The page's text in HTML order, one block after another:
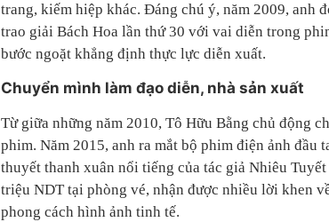
trang, kiếm hiệp khác. Đáng chú ý, năm 2009, anh
trao giải Bách Hoa lần thứ 30 với vai diễn trong
bước ngoặt khẳng định thực lực diễn xuất.
Chuyển mình làm đạo diễn, nhà sản xuất
Từ giữa những năm 2010, Tô Hữu Bằng chủ động
phim. Năm 2015, anh ra mắt bộ phim điện ảnh đầu
thuyết thanh xuân nổi tiếng của tác giả Nhiêu
triệu NDT tại phòng vé, nhận được nhiều lời khen
phong cách hình ảnh tinh tế.